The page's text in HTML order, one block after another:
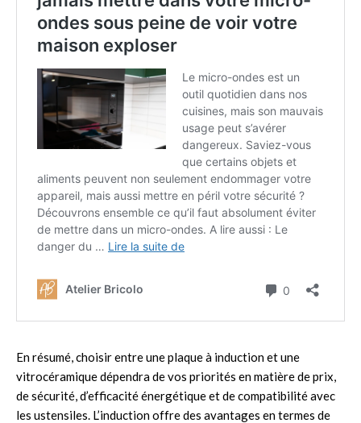
En résumé, choisir entre une plaque à induction et une
vitrocéramique dépendra de vos priorités en matière de prix,
de sécurité, d’efficacité énergétique et de compatibilité avec
les ustensiles. L’induction offre des avantages en termes de